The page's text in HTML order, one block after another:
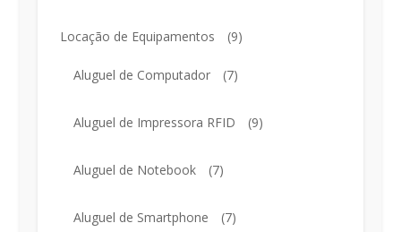
Locação de Equipamentos (9)
Aluguel de Computador (7)
Aluguel de Impressora RFID (9)
Aluguel de Notebook (7)
Aluguel de Smartphone (7)